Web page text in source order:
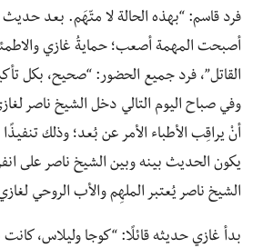
فرد قاسم: “بهذه الحالة لا متّهَم. بعد حديث
أصبحت المهمة أصعب؛ حمايةُ غازي
القاتل”، فرد جميع الحضور: “صحيح، بكل
وفي صباح اليوم التالي دخل الشيخ ناصر
أنْ يراقِب الأطباء الأمر عن بُعد؛ وذلك
يكون الحديث بينه وبين الشيخ ناصر على
الشيخ ناصر يُعتبر الملهِم والأب الروحي
بدأ غازي حديثه قائلًا: “كوجا وليلاس،